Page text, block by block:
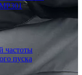
частоты
пуска